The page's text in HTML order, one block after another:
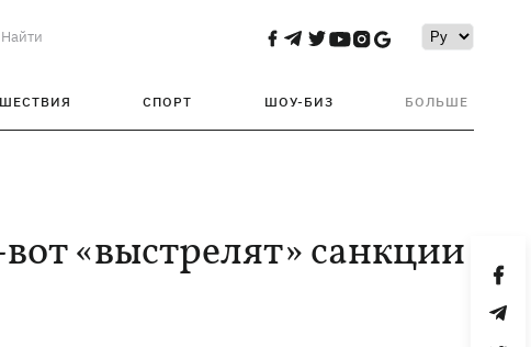
Найти
СПОРТ ШОУ-БИЗ БОЛЬШЕ
«выстрелят» санкции